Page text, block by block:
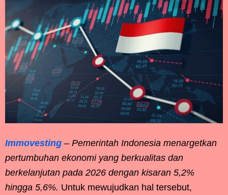
Immovesting – Pemerintah Indonesia menargetkan
pertumbuhan ekonomi yang berkualitas dan
berkelanjutan pada 2026 dengan kisaran 5,2%
hingga 5,6%. Untuk mewujudkan hal tersebut,